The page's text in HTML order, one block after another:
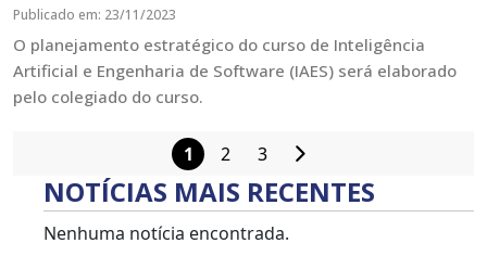
Publicado em: 23/11/2023
O planejamento estratégico do curso de Inteligência
Artificial e Engenharia de Software (IAES) será elaborado
pelo colegiado do curso.
Paginação
de
posts
1 2 3
NOTÍCIAS MAIS RECENTES
Nenhuma notícia encontrada.